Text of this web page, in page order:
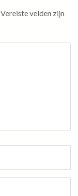
Vereiste velden zijn